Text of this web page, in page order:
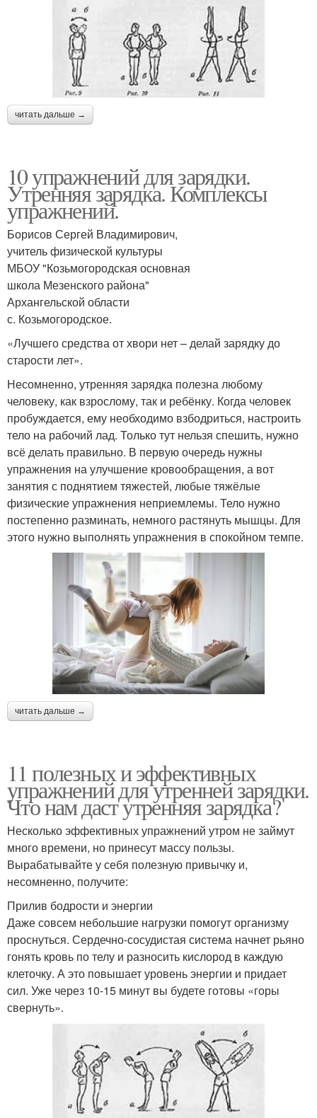
читать дальше →
10 упражнений для зарядки.
Утренняя зарядка. Комплексы
упражнений.
Борисов Сергей Владимирович,
учитель физической культуры
МБОУ "Козьмогородская основная
школа Мезенского района"
Архангельской области
с. Козьмогородское.
«Лучшего средства от хвори нет – делай зарядку до
старости лет».
Несомненно, утренняя зарядка полезна любому
человеку, как взрослому, так и ребёнку. Когда человек
пробуждается, ему необходимо взбодриться, настроить
тело на рабочий лад. Только тут нельзя спешить, нужно
всё делать правильно. В первую очередь нужны
упражнения на улучшение кровообращения, а вот
занятия с поднятием тяжестей, любые тяжёлые
физические упражнения неприемлемы. Тело нужно
постепенно разминать, немного растянуть мышцы. Для
этого нужно выполнять упражнения в спокойном темпе.
читать дальше →
11 полезных и эффективных
упражнений для утренней зарядки.
Что нам даст утренняя зарядка?
Несколько эффективных упражнений утром не займут
много времени, но принесут массу пользы.
Вырабатывайте у себя полезную привычку и,
несомненно, получите:
Прилив бодрости и энергии
Даже совсем небольшие нагрузки помогут организму
проснуться. Сердечно-сосудистая система начнет рьяно
гонять кровь по телу и разносить кислород в каждую
клеточку. А это повышает уровень энергии и придает
сил. Уже через 10-15 минут вы будете готовы «горы
свернуть».